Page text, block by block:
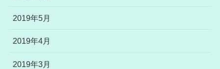
2019年5月
2019年4月
2019年3月